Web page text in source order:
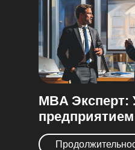
MBA Эксперт:
предприятием